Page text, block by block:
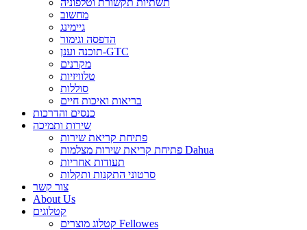
תשתיות תקשורת וטלפוניה
מחשוב
גיימינג
הדפסה וגימור
תוכנה וענן-GTC
מקרנים
טלוויזיות
סוללות
בריאות ואיכות חיים
כנסים והדרכות
שירות ותמיכה
פתיחת קריאת שירות
פתיחת קריאת שירות מצלמות Dahua
תעודות אחריות
סרטוני התקנות ותקלות
צור קשר
About Us
קטלוגים
קטלוג מוצרים Fellowes